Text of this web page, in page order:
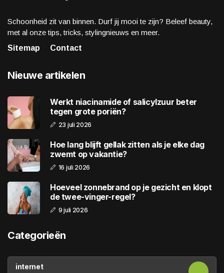
Schoonheid zit van binnen. Durf jij mooi te zijn? Beleef beauty,
met al onze tips, tricks, stylingnieuws en meer.
Sitemap
Contact
Nieuwe artikelen
Werkt niacinamide of salicylzuur beter
tegen grote poriën?
23 juli 2026
Hoe lang blijft gellak zitten als je elke dag
zwemt op vakantie?
16 juli 2026
Hoeveel zonnebrand op je gezicht en klopt
de twee-vinger-regel?
9 juli 2026
Categorieën
internet